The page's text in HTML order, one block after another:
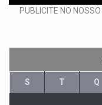
PUBLICITE NO
S T Q